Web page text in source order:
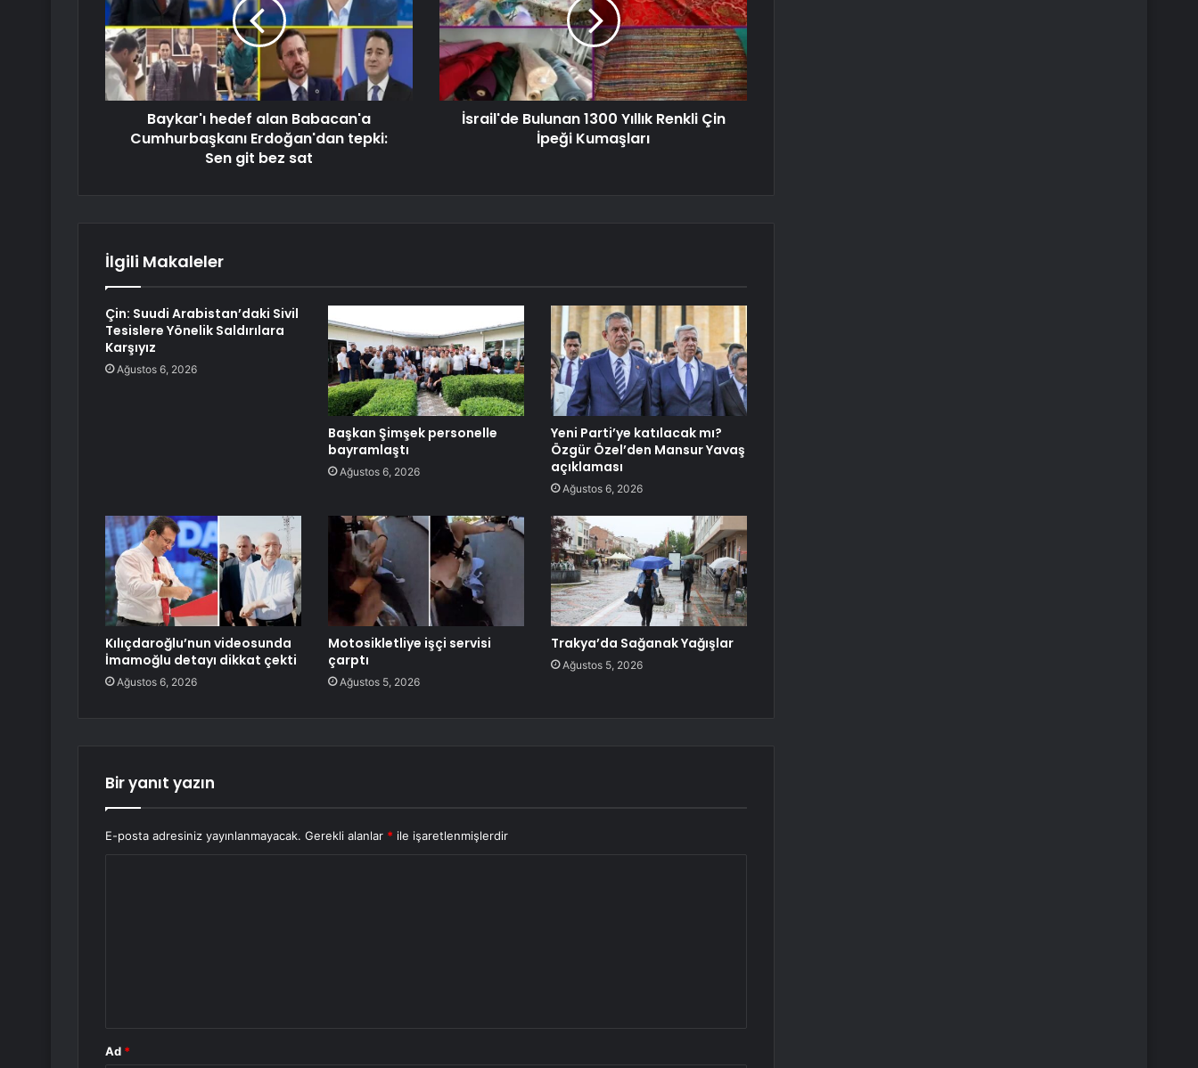
Baykar'ı hedef alan Babacan'a
Cumhurbaşkanı Erdoğan'dan tepki:
Sen git bez sat
İsrail'de Bulunan 1300 Yıllık Renkli Çin
İpeği Kumaşları
İlgili Makaleler
Çin: Suudi Arabistan’daki Sivil
Tesislere Yönelik Saldırılara
Karşıyız
Ağustos 6, 2026
Başkan Şimşek personelle
bayramlaştı
Ağustos 6, 2026
Yeni Parti’ye katılacak mı?
Özgür Özel’den Mansur Yavaş
açıklaması
Ağustos 6, 2026
Kılıçdaroğlu’nun videosunda
İmamoğlu detayı dikkat çekti
Ağustos 6, 2026
Motosikletliye işçi servisi
çarptı
Ağustos 5, 2026
Trakya’da Sağanak Yağışlar
Ağustos 5, 2026
Bir yanıt yazın
E-posta adresiniz yayınlanmayacak. Gerekli alanlar * ile işaretlenmişlerdir
Ad *